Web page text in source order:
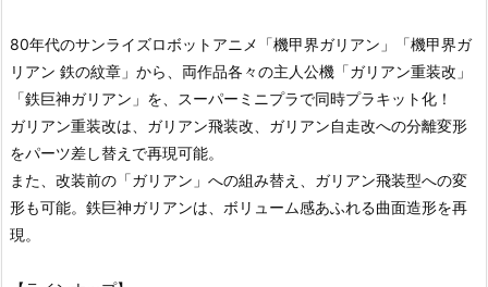
80年代のサンライズロボットアニメ「機甲界ガリアン」「機甲界ガ
リアン 鉄の紋章」から、両作品各々の主人公機「ガリアン重装改」
「鉄巨神ガリアン」を、スーパーミニプラで同時プラキット化！
ガリアン重装改は、ガリアン飛装改、ガリアン自走改への分離変形
をパーツ差し替えで再現可能。
また、改装前の「ガリアン」への組み替え、ガリアン飛装型への変
形も可能。鉄巨神ガリアンは、ボリューム感あふれる曲面造形を再
現。